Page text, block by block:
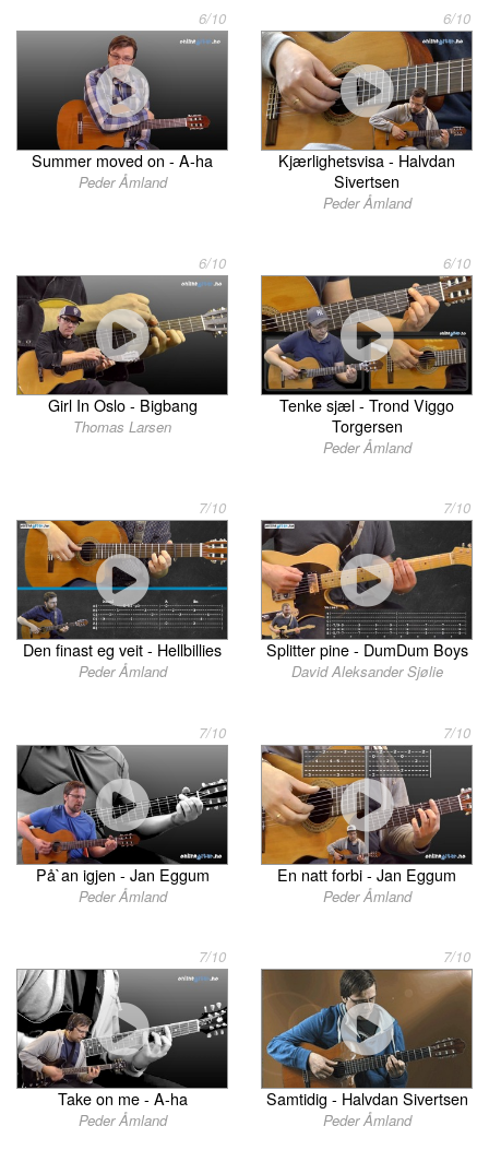
6/10
Summer moved on - A-ha
Peder Åmland
6/10
Kjærlighetsvisa - Halvdan
Sivertsen
Peder Åmland
6/10
Girl In Oslo - Bigbang
Thomas Larsen
6/10
Tenke sjæl - Trond Viggo
Torgersen
Peder Åmland
7/10
Den finast eg veit - Hellbillies
Peder Åmland
7/10
Splitter pine - DumDum Boys
David Aleksander Sjølie
7/10
På`an igjen - Jan Eggum
Peder Åmland
7/10
En natt forbi - Jan Eggum
Peder Åmland
7/10
Take on me - A-ha
Peder Åmland
7/10
Samtidig - Halvdan Sivertsen
Peder Åmland